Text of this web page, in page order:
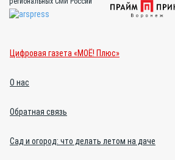
Цифровая газета «МОЁ! Плюс»
О нас
Обратная связь
Сад и огород: что делать летом на даче